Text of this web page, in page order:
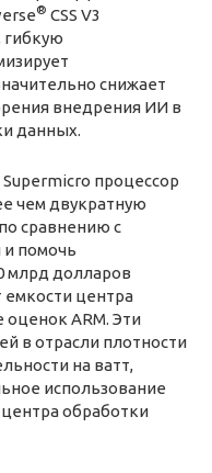
® CSS V3
гибкую
снижает
внедрения ИИ в
данных.
процессор
чем двукратную
сравнению с
помочь
млрд долларов
емкости центра
ARM. Эти
в отрасли плотности
на ватт,
использование
центра обработки